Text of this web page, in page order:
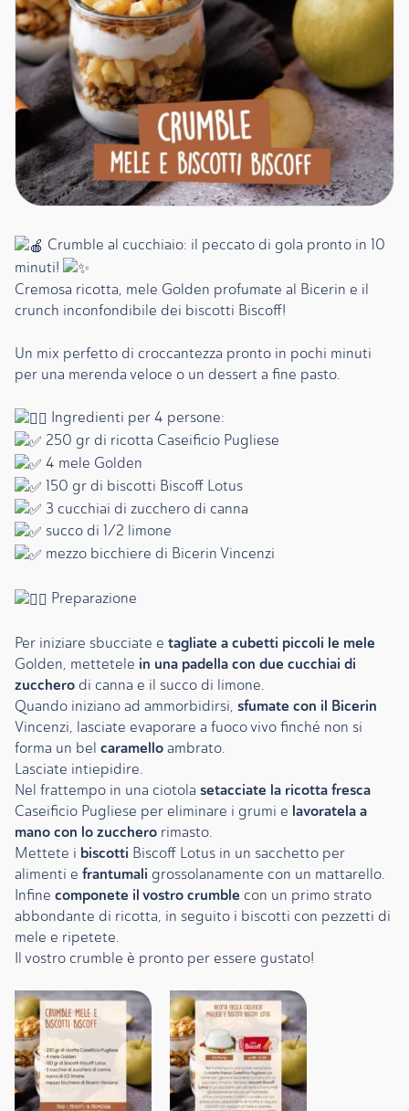
Crumble al cucchiaio: il peccato di gola pronto in 10
minuti!
Cremosa ricotta, mele Golden profumate al Bicerin e il
crunch inconfondibile dei biscotti Biscoff!
Un mix perfetto di croccantezza pronto in pochi minuti
per una merenda veloce o un dessert a fine pasto.
Ingredienti per 4 persone:
250 gr di ricotta Caseificio Pugliese
4 mele Golden
150 gr di biscotti Biscoff Lotus
3 cucchiai di zucchero di canna
succo di 1/2 limone
mezzo bicchiere di Bicerin Vincenzi
Preparazione
Per iniziare sbucciate e tagliate a cubetti piccoli le mele
Golden, mettetele in una padella con due cucchiai di
zuccherodi canna e il succo di limone.
Quando iniziano ad ammorbidirsi, sfumate con il Bicerin
Vincenzi, lasciate evaporare a fuoco vivo finché non si
forma un bel caramelloambrato.
Lasciate intiepidire.
Nel frattempo in una ciotola setacciate la ricotta fresca
Caseificio Pugliese per eliminare i grumi e lavoratela a
mano con lo zuccherorimasto.
Mettete i biscotti Biscoff Lotus in un sacchetto per
alimenti e frantumali grossolanamente con un mattarello.
Infine componete il vostro crumble con un primo strato
abbondante di ricotta, in seguito i biscotti con pezzetti di
mele e ripetete.
Il vostro crumble è pronto per essere gustato!